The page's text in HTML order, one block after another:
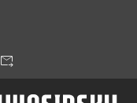
forward_to_inbox